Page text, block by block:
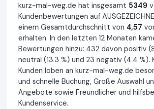
kurz-mal-weg.de hat insgesamt 5349
Kundenbewertungen auf
einem Gesamtdurchschnitt von 4,57
erhalten. In den letzten 12 Monaten
Bewertungen hinzu: 432 davon positiv
neutral (13.3 %) und 23 negativ (4.4 %).
Kunden loben an kurz-mal-weg.de
und schnelle Buchung, Große Auswahl
Angebote sowie Freundlicher und
Kundenservice.